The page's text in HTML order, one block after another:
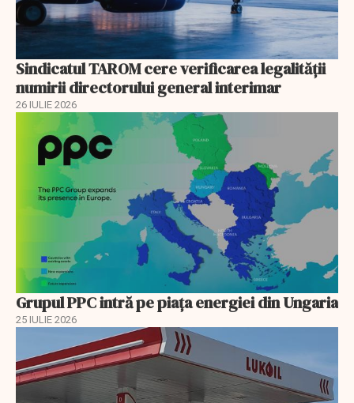
Sindicatul TAROM cere verificarea legalității
numirii directorului general interimar
26 IULIE 2026
Grupul PPC intră pe piața energiei din Ungaria
25 IULIE 2026